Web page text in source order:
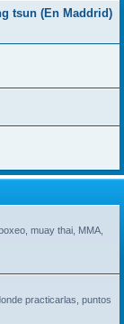
tsun (En Maddrid)
muay thai, MMA,
practicarlas, puntos